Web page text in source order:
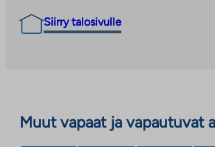
Siirry talosivulle
Muut vapaat ja vapautuvat